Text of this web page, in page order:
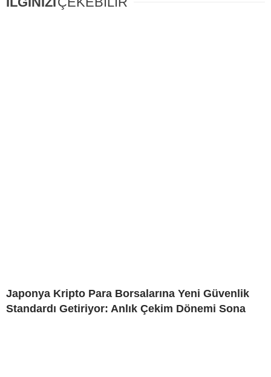
Japonya Kripto Para Borsalarına Yeni Güvenlik
Standardı Getiriyor: Anlık Çekim Dönemi Sona